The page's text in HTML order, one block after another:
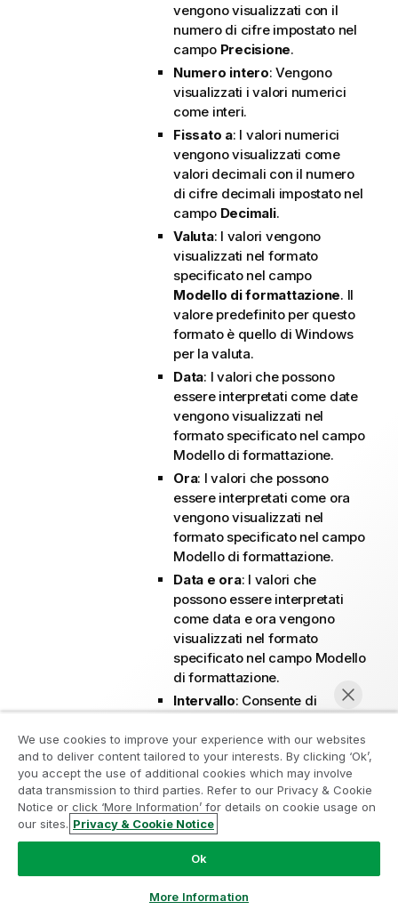
vengono visualizzati con il
numero di cifre impostato nel
campo Precisione.
Numero intero: Vengono
visualizzati i valori numerici
come interi.
Fissato a: I valori numerici
vengono visualizzati come
valori decimali con il numero
di cifre decimali impostato nel
campo Decimali.
Valuta: I valori vengono
visualizzati nel formato
specificato nel campo
Modello di formattazione. Il
valore predefinito per questo
formato è quello di Windows
per la valuta.
Data: I valori che possono
essere interpretati come date
vengono visualizzati nel
formato specificato nel campo
Modello di formattazione.
Ora: I valori che possono
essere interpretati come ora
vengono visualizzati nel
formato specificato nel campo
Modello di formattazione.
Data e ora: I valori che
possono essere interpretati
come data e ora vengono
visualizzati nel formato
specificato nel campo Modello
di formattazione.
Intervallo: Consente di
incrementi di tempo
sequenziali (ad esempio il
formato = mm mostra il valore
come numero di minuti
trascorsi dall'inizio del
calendario (1899:12:30:24:00).
Modello di formattazione
codice di formattazione che
specifica nel dettaglio il
Partecipa al programma Analytics
Modernization
Modernizza senza compromettere le tue preziose app
QlikView con il programma Analytics Modernization.
clic qui
ampquestions@qlik.com
We use cookies to improve your experience with our websites
and to deliver content tailored to your interests. By clicking ‘Ok’,
you accept the use of additional cookies which may involve
data transmission to third parties. Refer to our Privacy & Cookie
Notice or click ‘More Information’ for details on cookie usage on
our sites. Privacy & Cookie Notice
Ok
More Information